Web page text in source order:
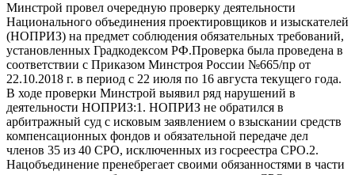
Минстрой провел очередную проверку деятельности
Национального объединения проектировщиков и изыскателей
(НОПРИЗ) на предмет соблюдения обязательных требований,
установленных Градкодексом РФ.Проверка была проведена в
соответствии с Приказом Минстроя России №665/пр от
22.10.2018 г. в период с 22 июля по 16 августа текущего года.
В ходе проверки Минстрой выявил ряд нарушений в
деятельности НОПРИЗ:1. НОПРИЗ не обратился в
арбитражный суд с исковым заявлением о взыскании средств
компенсационных фондов и обязательной передаче дел
членов 35 из 40 СРО, исключенных из госреестра СРО.2.
Нацобъединение пренебрегает своими обязанностями в части